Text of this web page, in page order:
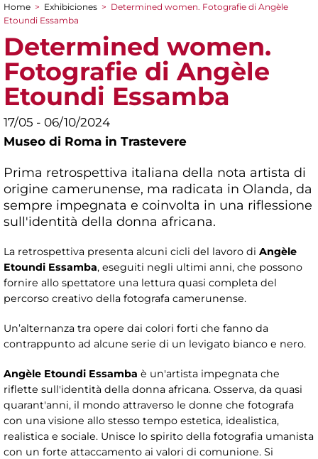
You are here
Home > Exhibiciones > Determined women. Fotografie di Angèle
Etoundi Essamba
Determined women.
Fotografie di Angèle
Etoundi Essamba
17/05 - 06/10/2024
Museo di Roma in Trastevere
Prima retrospettiva italiana della nota artista di
origine camerunense, ma radicata in Olanda, da
sempre impegnata e coinvolta in una riflessione
sull'identità della donna africana.
La retrospettiva presenta alcuni cicli del lavoro di Angèle
Etoundi Essamba, eseguiti negli ultimi anni, che possono
fornire allo spettatore una lettura quasi completa del
percorso creativo della fotografa camerunense.
Un’alternanza tra opere dai colori forti che fanno da
contrappunto ad alcune serie di un levigato bianco e nero.
Angèle Etoundi Essamba è un'artista impegnata che
riflette sull'identità della donna africana. Osserva, da quasi
quarant'anni, il mondo attraverso le donne che fotografa
con una visione allo stesso tempo estetica, idealistica,
realistica e sociale. Unisce lo spirito della fotografia umanista
con un forte attaccamento ai valori di comunione. Si